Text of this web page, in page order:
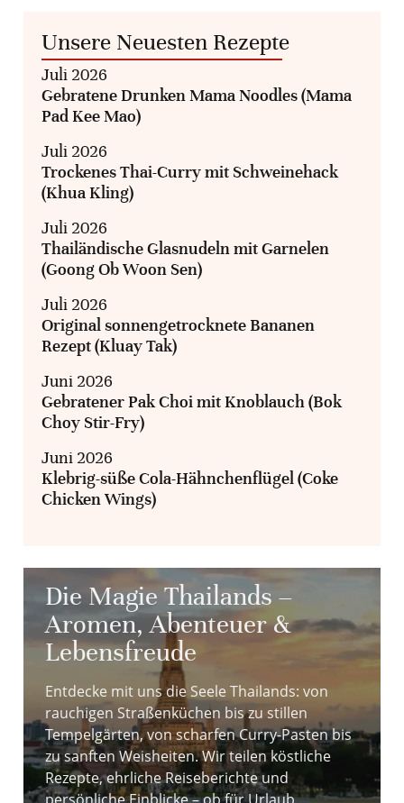
Unsere Neuesten Rezepte
Juli 2026
Gebratene Drunken Mama Noodles (Mama
Pad Kee Mao)
Juli 2026
Trockenes Thai-Curry mit Schweinehack
(Khua Kling)
Juli 2026
Thailändische Glasnudeln mit Garnelen
(Goong Ob Woon Sen)
Juli 2026
Original sonnengetrocknete Bananen
Rezept (Kluay Tak)
Juni 2026
Gebratener Pak Choi mit Knoblauch (Bok
Choy Stir-Fry)
Juni 2026
Klebrig-süße Cola-Hähnchenflügel (Coke
Chicken Wings)
Die Magie Thailands –
Aromen, Abenteuer &
Lebensfreude
Entdecke mit uns die Seele Thailands: von
rauchigen Straßenküchen bis zu stillen
Tempelgärten, von scharfen Curry-Pasten bis
zu sanften Weisheiten. Wir teilen köstliche
Rezepte, ehrliche Reiseberichte und